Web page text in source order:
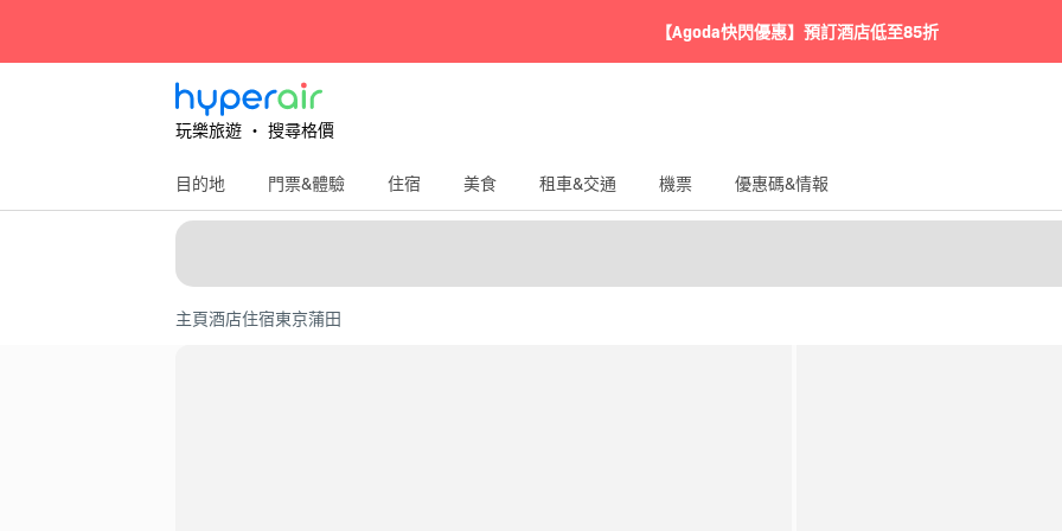
【Agoda快閃優惠】預訂酒店低至85折
玩樂旅遊 ‧ 搜尋格價
目的地 門票&體驗 住宿 美食 租車&交通 機票 優惠碼&情報
主頁酒店住宿東京蒲田